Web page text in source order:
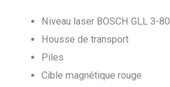
Niveau laser BOSCH GLL 3-80
Housse de transport
Piles
Cible magnétique rouge